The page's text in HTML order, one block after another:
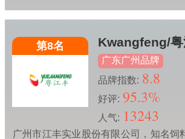
第8名 Kwangfeng/粤
广东广州品牌
品牌指数: 8.8
好评: 95.3%
人气: 13243
广州市江丰实业股份有限公司，知名饲